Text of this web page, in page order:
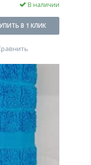
В наличии
В 1 КЛИК